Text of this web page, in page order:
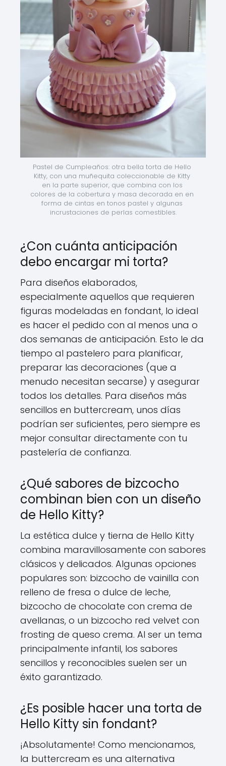
Pastel de Cumpleaños: otra bella torta de Hello
Kitty, con una muñequita coleccionable de Kitty
en la parte superior, que combina con los
colores de la cobertura y masa decorada en en
forma de cintas en tonos pastel y algunas
incrustaciones de perlas comestibles.
¿Con cuánta anticipación
debo encargar mi torta?
Para diseños elaborados,
especialmente aquellos que requieren
figuras modeladas en fondant, lo ideal
es hacer el pedido con al menos una o
dos semanas de anticipación. Esto le da
tiempo al pastelero para planificar,
preparar las decoraciones (que a
menudo necesitan secarse) y asegurar
todos los detalles. Para diseños más
sencillos en buttercream, unos días
podrían ser suficientes, pero siempre es
mejor consultar directamente con tu
pastelería de confianza.
¿Qué sabores de bizcocho
combinan bien con un diseño
de Hello Kitty?
La estética dulce y tierna de Hello Kitty
combina maravillosamente con sabores
clásicos y delicados. Algunas opciones
populares son: bizcocho de vainilla con
relleno de fresa o dulce de leche,
bizcocho de chocolate con crema de
avellanas, o un bizcocho red velvet con
frosting de queso crema. Al ser un tema
principalmente infantil, los sabores
sencillos y reconocibles suelen ser un
éxito garantizado.
¿Es posible hacer una torta de
Hello Kitty sin fondant?
¡Absolutamente! Como mencionamos,
la buttercream es una alternativa